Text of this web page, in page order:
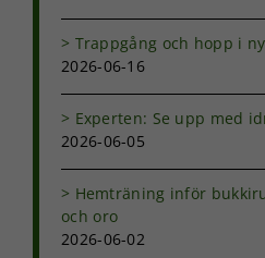
Trappgång och hopp i
2026-06-16
Experten: Se upp med
2026-06-05
Hemträning inför
och oro
2026-06-02